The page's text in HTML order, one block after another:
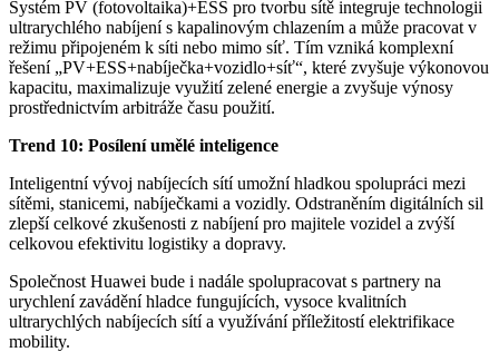
Systém PV (fotovoltaika)+ESS pro tvorbu sítě integruje technologii
ultrarychlého nabíjení s kapalinovým chlazením a může pracovat v
režimu připojeném k síti nebo mimo síť. Tím vzniká komplexní
řešení „PV+ESS+nabíječka+vozidlo+síť“, které zvyšuje výkonovou
kapacitu, maximalizuje využití zelené energie a zvyšuje výnosy
prostřednictvím arbitráže času použití.
Trend 10: Posílení umělé inteligence
Inteligentní vývoj nabíjecích sítí umožní hladkou spolupráci mezi
sítěmi, stanicemi, nabíječkami a vozidly. Odstraněním digitálních sil
zlepší celkové zkušenosti z nabíjení pro majitele vozidel a zvýší
celkovou efektivitu logistiky a dopravy.
Společnost Huawei bude i nadále spolupracovat s partnery na
urychlení zavádění hladce fungujících, vysoce kvalitních
ultrarychlých nabíjecích sítí a využívání příležitostí elektrifikace
mobility.